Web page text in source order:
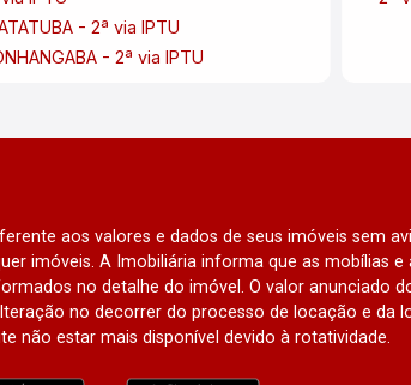
- 2ª via IPTU
- 2ª via IPTU
aos valores e dados de seus imóveis sem
imóveis. A Imobiliária informa que as mobílias
no detalhe do imóvel. O valor anunciado
no decorrer do processo de locação e da
não estar mais disponível devido à rotatividade.